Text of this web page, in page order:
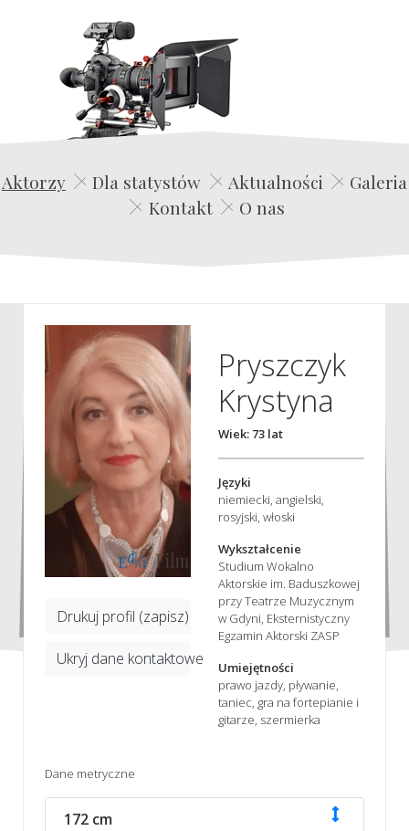
Edwin Film Agencja Aktorska
Aktorzy Dla statystów Aktualności
Galeria
Kontakt
O nas
Drukuj profil (zapisz)
Ukryj dane kontaktowe
Pryszczyk
Krystyna
Wiek: 73 lat
Języki
niemiecki, angielski,
rosyjski, włoski
Wykształcenie
Studium Wokalno
Aktorskie im. Baduszkowej
przy Teatrze Muzycznym
w Gdyni, Eksternistyczny
Egzamin Aktorski ZASP
Umiejętności
prawo jazdy, pływanie,
taniec, gra na fortepianie i
gitarze, szermierka
Dane metryczne
172 cm